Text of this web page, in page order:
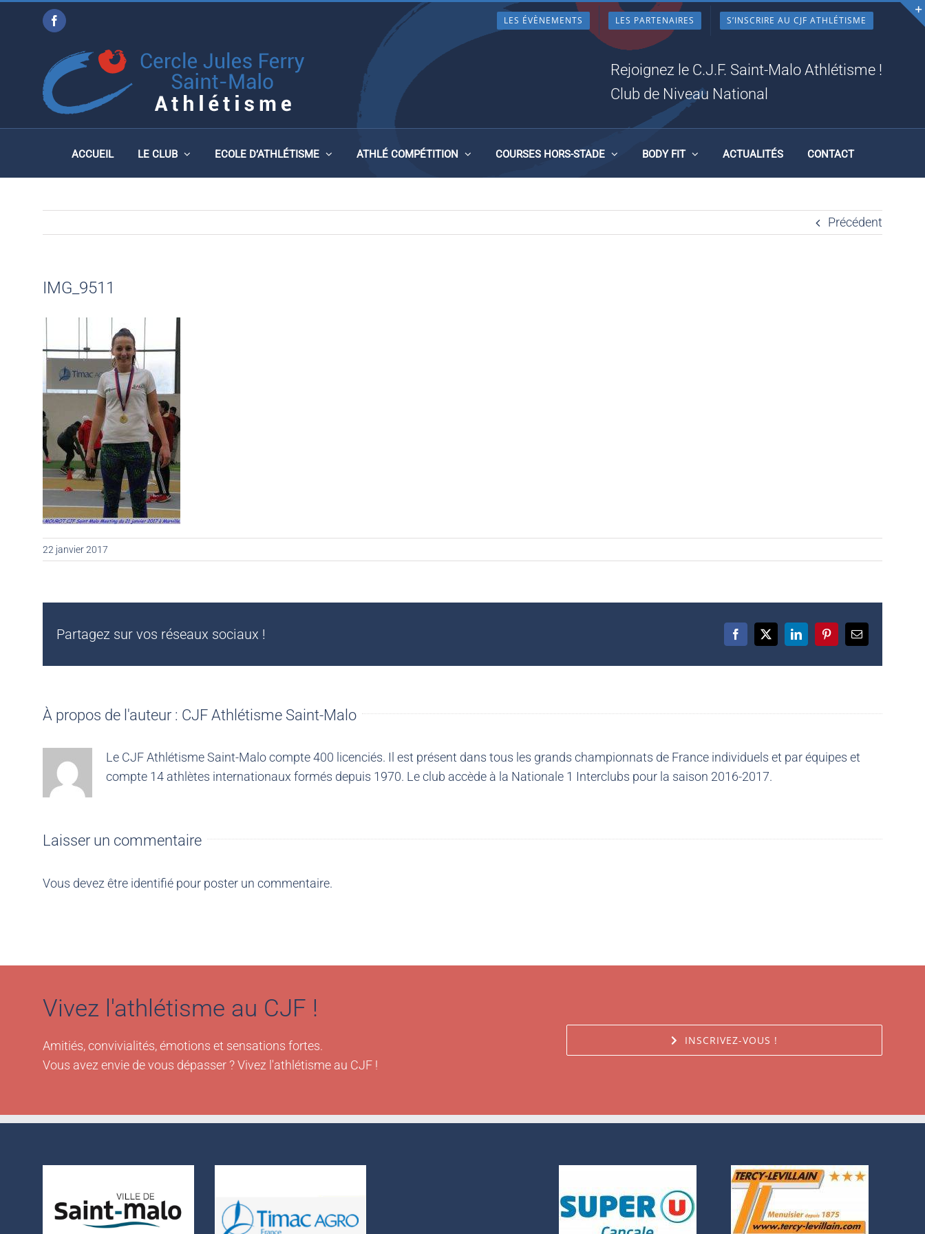
Facebook LES ÉVÈNEMENTS LES PARTENAIRES S’INSCRIRE AU CJF ATHLÉTISME
Rejoignez le C.J.F. Saint-Malo Athlétisme !
Club de Niveau National
ACCUEIL LE CLUB ECOLE D’ATHLÉTISME ATHLÉ COMPÉTITION COURSES HORS-STADE BODY FIT ACTUALITÉS CONTACT
IMG_9511
Précédent
IMG_9511
22 janvier 2017
Partagez sur vos réseaux sociaux ! Facebook
X LinkedInPinterestEmail
À propos de l'auteur : CJF Athlétisme Saint-Malo
Le CJF Athlétisme Saint-Malo compte 400 licenciés. Il est présent dans tous les grands championnats de France individuels et par équipes et
compte 14 athlètes internationaux formés depuis 1970. Le club accède à la Nationale 1 Interclubs pour la saison 2016-2017.
Laisser un commentaire
Vous devez être identifié pour poster un commentaire.
Vivez l'athlétisme au CJF !
Amitiés, convivialités, émotions et sensations fortes.
Vous avez envie de vous dépasser ? Vivez l'athlétisme au CJF !
INSCRIVEZ-VOUS !